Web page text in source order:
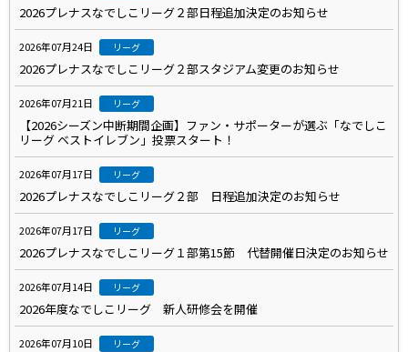
2026プレナスなでしこリーグ２部日程追加決定のお知らせ
2026年07月24日 リーグ
2026プレナスなでしこリーグ２部スタジアム変更のお知らせ
2026年07月21日 リーグ
【2026シーズン中断期間企画】ファン・サポーターが選ぶ「なでしこ
リーグ ベストイレブン」投票スタート！
2026年07月17日 リーグ
2026プレナスなでしこリーグ２部 日程追加決定のお知らせ
2026年07月17日 リーグ
2026プレナスなでしこリーグ１部第15節 代替開催日決定のお知らせ
2026年07月14日 リーグ
2026年度なでしこリーグ 新人研修会を開催
2026年07月10日 リーグ